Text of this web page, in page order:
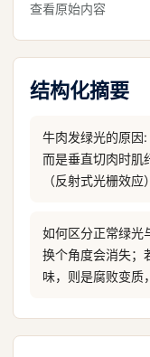
查看原始内容
结构化摘要
牛肉发绿光的原因:
而是垂直切肉时肌
（反射式光栅效
如何区分正常绿光
换个角度会消失；
味，则是腐败变质